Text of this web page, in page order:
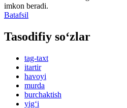
imkon beradi.
Batafsil
Tasodifiy so‘zlar
tag-taxt
itartir
havoyi
murda
burchaktish
yig‘i